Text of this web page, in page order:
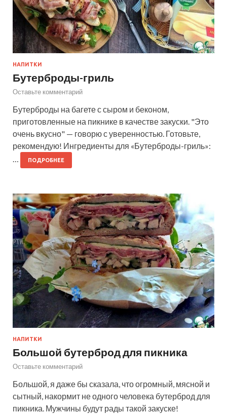
НАПИТКИ
Бутерброды-гриль
Оставьте комментарий
Бутерброды на багете с сыром и беконом,
приготовленные на пикнике в качестве закуски. "Это
очень вкусно" — говорю с уверенностью. Готовьте,
рекомендую! Ингредиенты для «Бутерброды-гриль»:
ПОДРОБНЕЕ
НАПИТКИ
Большой бутерброд для пикника
Оставьте комментарий
Большой, я даже бы сказала, что огромный, мясной и
сытный, накормит не одного человека бутерброд для
пикника. Мужчины будут рады такой закуске!